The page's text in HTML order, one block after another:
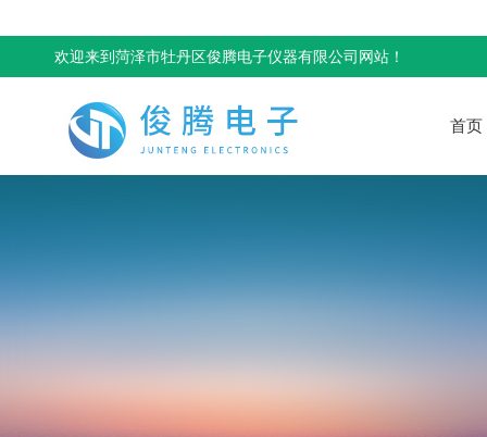
欢迎来到菏泽市牡丹区俊腾电子仪器有限公司网站！
首页